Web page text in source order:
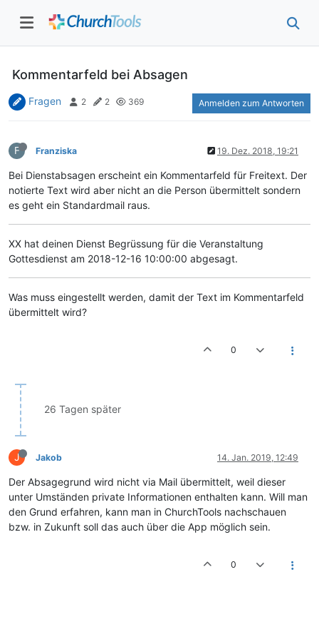
Kommentarfeld bei Absagen
Fragen 2 2 369 Anmelden zum Antworten
F Franziska 19. Dez. 2018, 19:21
Bei Dienstabsagen erscheint ein Kommentarfeld für Freitext. Der
notierte Text wird aber nicht an die Person übermittelt sondern
es geht ein Standardmail raus.
XX hat deinen Dienst Begrüssung für die Veranstaltung
Gottesdienst am 2018-12-16 10:00:00 abgesagt.
Was muss eingestellt werden, damit der Text im Kommentarfeld
übermittelt wird?
0
26 Tagen später
J Jakob 14. Jan. 2019, 12:49
Der Absagegrund wird nicht via Mail übermittelt, weil dieser
unter Umständen private Informationen enthalten kann. Will man
den Grund erfahren, kann man in ChurchTools nachschauen
bzw. in Zukunft soll das auch über die App möglich sein.
0